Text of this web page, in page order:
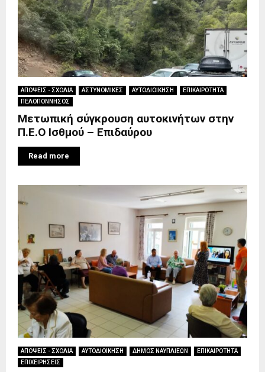
ΑΠΟΨΕΙΣ - ΣΧΟΛΙΑ ΑΣΤΥΝΟΜΙΚΕΣ ΑΥΤΟΔΙΟΙΚΗΣΗ
ΕΠΙΚΑΙΡΟΤΗΤΑ
ΠΕΛΟΠΟΝΝΗΣΟΣ
Μετωπική σύγκρουση αυτοκινήτων στην
Π.Ε.Ο Ισθμού – Επιδαύρου
Read more
ΑΠΟΨΕΙΣ - ΣΧΟΛΙΑ ΑΥΤΟΔΙΟΙΚΗΣΗ ΔΗΜΟΣ ΝΑΥΠΛΙΕΩΝ
ΕΠΙΚΑΙΡΟΤΗΤΑ
ΕΠΙΧΕΙΡΗΣΕΙΣ